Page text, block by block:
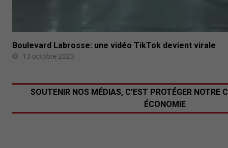
Boulevard Labrosse: une vidéo TikTok devient virale
13 octobre 2023
SOUTENIR NOS MÉDIAS, C’EST PROTÉGER NOTRE
ÉCONOMIE